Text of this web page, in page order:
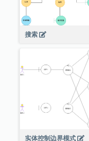
搜索
实体控制边界模式